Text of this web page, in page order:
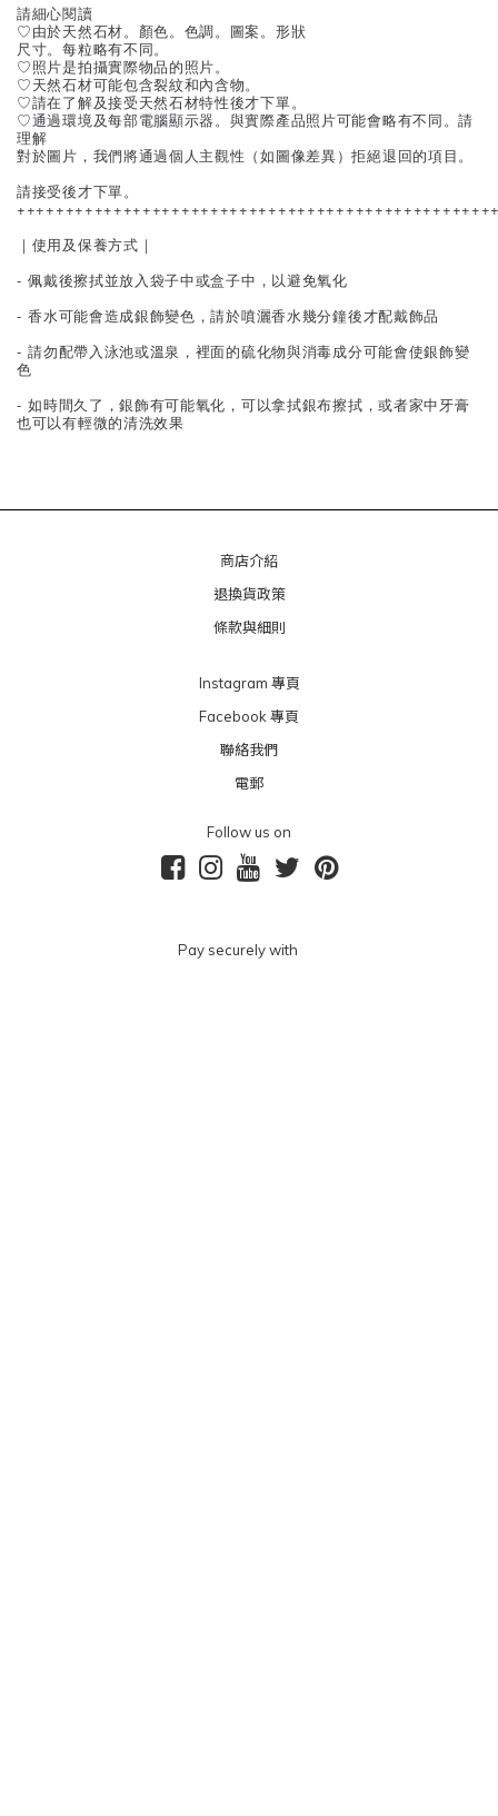
請細心閱讀
♡由於天然石材。顏色。色調。圖案。形狀
尺寸。每粒略有不同。
♡照片是拍攝實際物品的照片。
♡天然石材可能包含裂紋和內含物。
♡請在了解及接受天然石材特性後才下單。
♡通過環境及每部電腦顯示器。與實際產品照片可能會略有不同。請
理解
對於圖片，我們將通過個人主觀性（如圖像差異）拒絕退回的項目。
請接受後才下單。
｜使用及保養方式｜
- 佩戴後擦拭並放入袋子中或盒子中，以避免氧化
- 香水可能會造成銀飾變色，請於噴灑香水幾分鐘後才配戴飾品
- 請勿配帶入泳池或溫泉，裡面的硫化物與消毒成分可能會使銀飾變
色
- 如時間久了，銀飾有可能氧化，可以拿拭銀布擦拭，或者家中牙膏
也可以有輕微的清洗效果
商店介紹
退換貨政策
條款與細則
Instagram 專頁
Facebook 專頁
聯絡我們
電郵
Follow us on
Pay securely with